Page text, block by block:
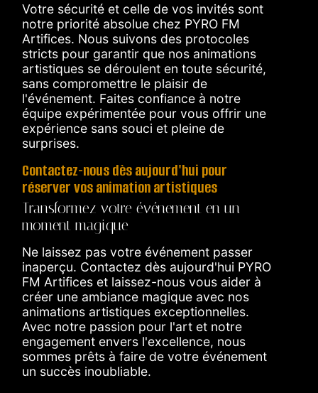
Votre sécurité et celle de vos invités sont
notre priorité absolue chez PYRO FM
Artifices. Nous suivons des protocoles
stricts pour garantir que nos animations
artistiques se déroulent en toute sécurité,
sans compromettre le plaisir de
l'événement. Faites confiance à notre
équipe expérimentée pour vous offrir une
expérience sans souci et pleine de
surprises.
Contactez-nous dès aujourd'hui pour
réserver vos animation artistiques
Transformez votre événement en un
moment magique
Ne laissez pas votre événement passer
inaperçu. Contactez dès aujourd'hui PYRO
FM Artifices et laissez-nous vous aider à
créer une ambiance magique avec nos
animations artistiques exceptionnelles.
Avec notre passion pour l'art et notre
engagement envers l'excellence, nous
sommes prêts à faire de votre événement
un succès inoubliable.